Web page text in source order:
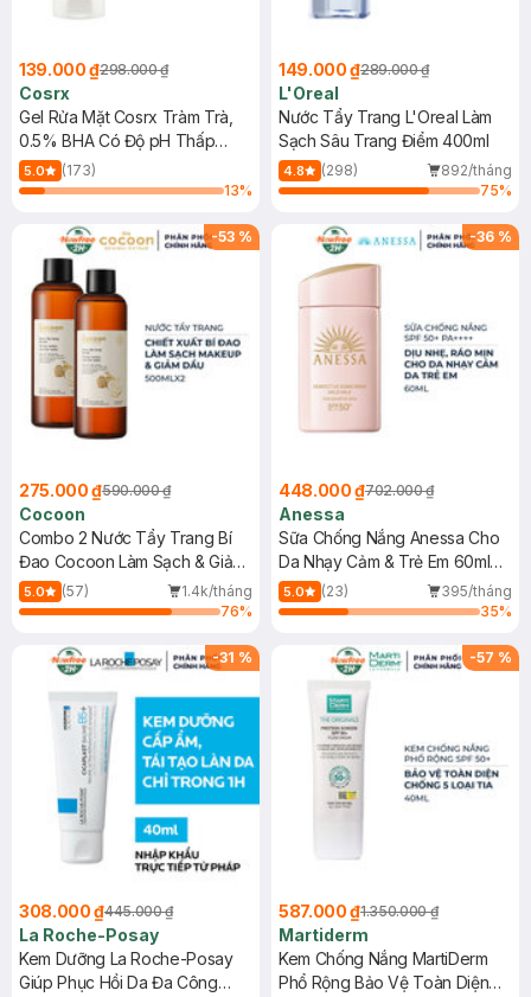
139.000 ₫298.000 ₫
Cosrx
Gel Rửa Mặt Cosrx Tràm Trà,
0.5% BHA Có Độ pH Thấp
150ml
5.0
(173)
13%
149.000 ₫289.000 ₫
L'Oreal
Nước Tẩy Trang L'Oreal Làm
Sạch Sâu Trang Điểm 400ml
4.8 (298)
892/tháng
75%
-53 %
275.000 ₫590.000 ₫
Cocoon
Combo 2 Nước Tẩy Trang Bí
Đao Cocoon Làm Sạch & Giảm
Dầu 500ml
5.0 (57)
1.4k/tháng
76%
-36 %
448.000 ₫702.000 ₫
Anessa
Sữa Chống Nắng Anessa Cho
Da Nhạy Cảm & Trẻ Em 60ml
(Mới)
5.0 (23)
395/tháng
35%
-31 %
308.000 ₫445.000 ₫
La Roche-Posay
Kem Dưỡng La Roche-Posay
Giúp Phục Hồi Da Đa Công
-57 %
587.000 ₫1.350.000 ₫
Martiderm
Kem Chống Nắng MartiDerm
Phổ Rộng Bảo Vệ Toàn Diện